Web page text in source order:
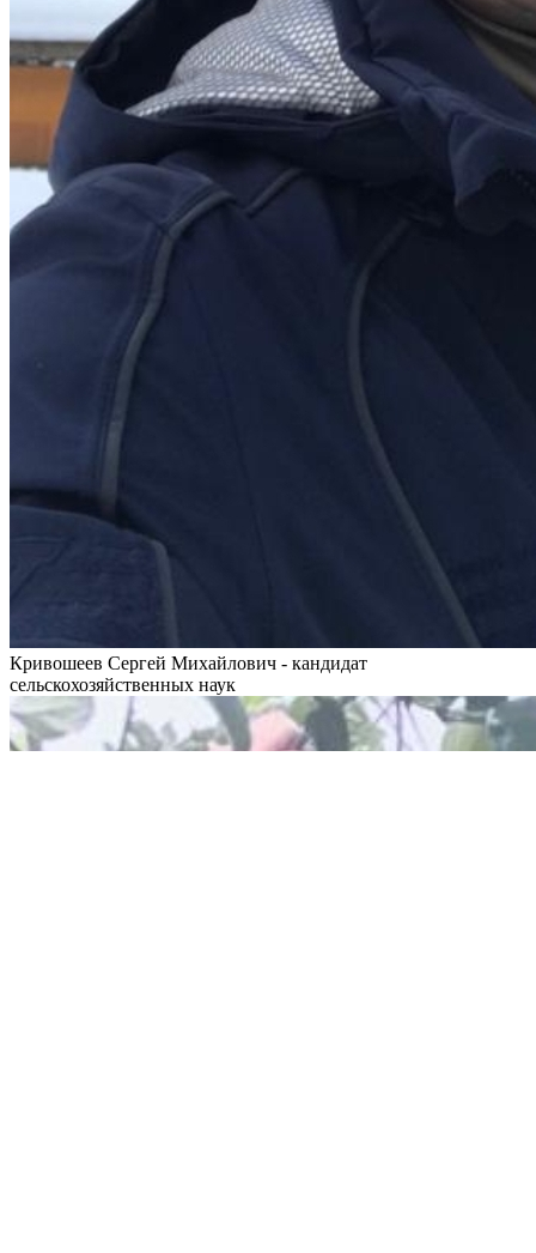
Кривошеев Сергей Михайлович - кандидат
сельскохозяйственных наук